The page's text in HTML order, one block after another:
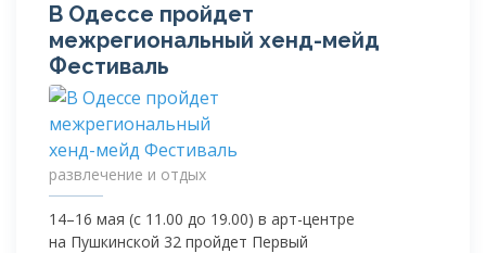
В Одессе пройдет
межрегиональный хенд-мейд
Фестиваль
развлечение и отдых
14–16 мая (c 11.00 до 19.00) в арт-центре
на Пушкинской 32 пройдет Первый